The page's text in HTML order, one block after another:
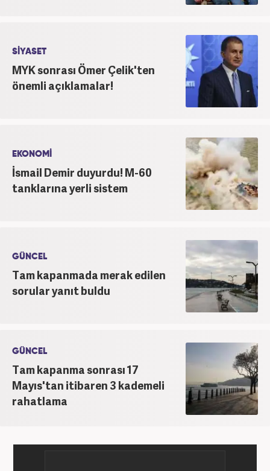
SİYASET
MYK sonrası Ömer Çelik'ten
önemli açıklamalar!
EKONOMİ
İsmail Demir duyurdu! M-60
tanklarına yerli sistem
GÜNCEL
Tam kapanmada merak edilen
sorular yanıt buldu
GÜNCEL
Tam kapanma sonrası 17
Mayıs'tan itibaren 3 kademeli
rahatlama